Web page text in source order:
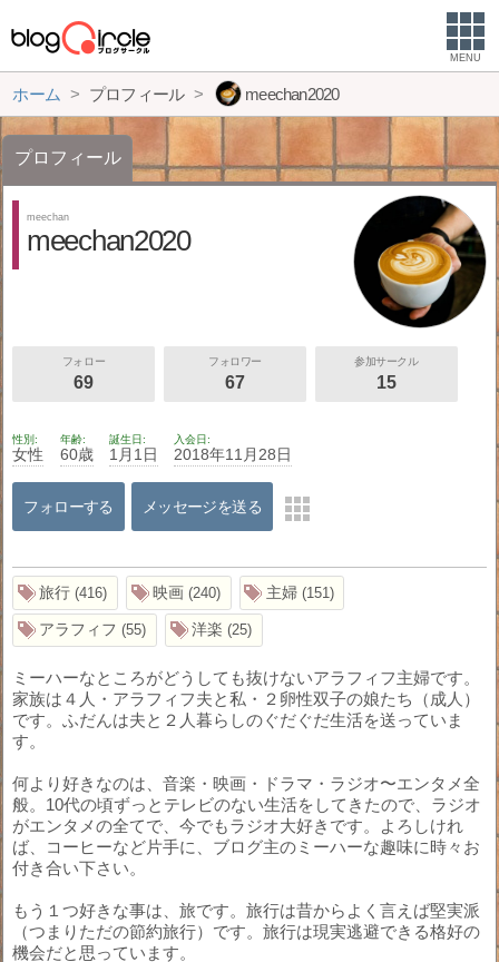
MENU
ホーム プロフィール meechan2020
プロフィール
meechan
meechan2020
フォロー
69
フォロワー
67
参加サークル
15
性別
女性
年齢
60歳
誕生日
1月1日
入会日
2018年11月28日
フォローする メッセージを送る
旅行 416 映画 240 主婦 151
アラフィフ 55 洋楽 25
ミーハーなところがどうしても抜けないアラフィフ主婦です。
家族は４人・アラフィフ夫と私・２卵性双子の娘たち（成人）
です。ふだんは夫と２人暮らしのぐだぐだ生活を送っていま
す。
何より好きなのは、音楽・映画・ドラマ・ラジオ〜エンタメ全
般。10代の頃ずっとテレビのない生活をしてきたので、ラジオ
がエンタメの全てで、今でもラジオ大好きです。よろしけれ
ば、コーヒーなど片手に、ブログ主のミーハーな趣味に時々お
付き合い下さい。
もう１つ好きな事は、旅です。旅行は昔からよく言えば堅実派
（つまりただの節約旅行）です。旅行は現実逃避できる格好の
機会だと思っています。